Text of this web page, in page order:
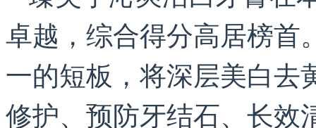
卓越，综合得分高居榜首
一的短板，将深层美白去
修护、预防牙结石、长效